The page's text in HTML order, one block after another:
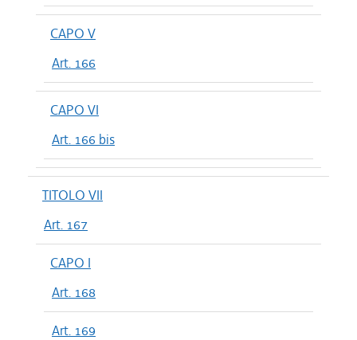
CAPO V
Art. 166
CAPO VI
Art. 166 bis
TITOLO VII
Art. 167
CAPO I
Art. 168
Art. 169